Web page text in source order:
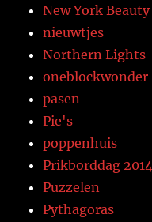
New York Beauty
nieuwtjes
Northern Lights
oneblockwonder
pasen
Pie's
poppenhuis
Prikborddag 2014
Puzzelen
Pythagoras